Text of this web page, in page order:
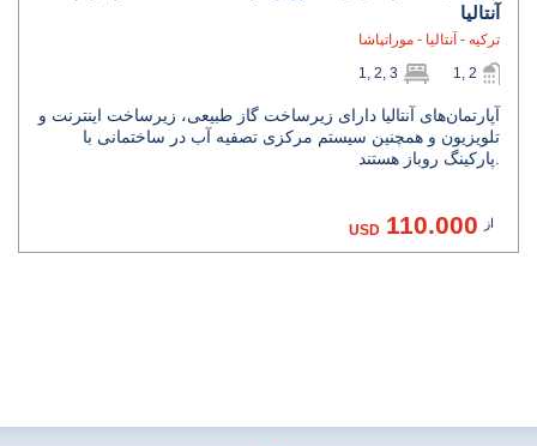
آنتالیا
ترکیه - آنتالیا - موراتپاشا
1, 2, 3 1, 2
آپارتمان‌های آنتالیا دارای زیرساخت گاز طبیعی، زیرساخت اینترنت و
تلویزیون و همچنین سیستم مرکزی تصفیه آب در ساختمانی با
از 110.000
USD